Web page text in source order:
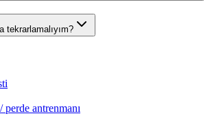
tekrarlamalıyım?
perde antrenmanı